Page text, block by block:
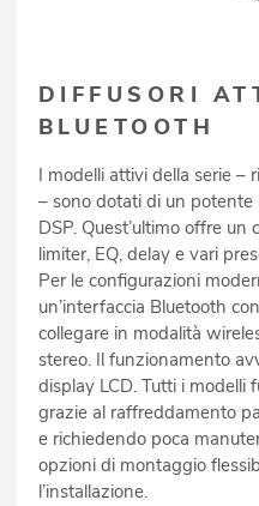
DIFFUSORI
BLUETOOTH
I modelli attivi della serie –
– sono dotati di un potente
DSP. Quest’ultimo offre
limiter, EQ, delay e vari
Per le configurazioni
un’interfaccia Bluetooth
collegare in modalità
stereo. Il funzionamento
display LCD. Tutti i modelli
grazie al raffreddamento
e richiedendo poca
opzioni di montaggio
l’installazione.